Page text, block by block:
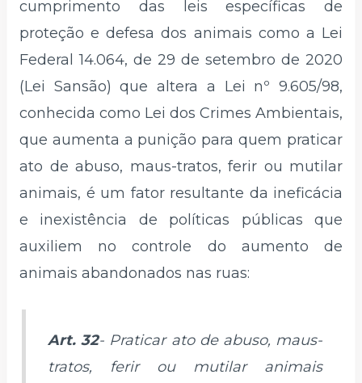
cumprimento das leis específicas de
proteção e defesa dos animais como a Lei
Federal 14.064, de 29 de setembro de 2020
(Lei Sansão) que altera a Lei nº 9.605/98,
conhecida como Lei dos Crimes Ambientais,
que aumenta a punição para quem praticar
ato de abuso, maus-tratos, ferir ou mutilar
animais, é um fator resultante da ineficácia
e inexistência de políticas públicas que
auxiliem no controle do aumento de
animais abandonados nas ruas:
Art. 32- Praticar ato de abuso, maus-
tratos, ferir ou mutilar animais